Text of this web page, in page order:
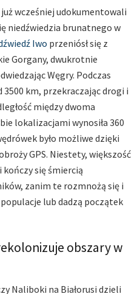
już wcześniej udokumentowali
niedźwiedzia brunatnego w
Iwo przeniósł się z
Gorgany, dwukrotnie
Węgry. Podczas
3500 km, przekraczając drogi i
między dwoma
lokalizacjami wynosiła 360
było możliwe dzięki
GPS. Niestety, większość
się śmiercią
zanim te rozmnożą się i
lub dadzą początek
obszary w
Naliboki na Białorusi dzieli